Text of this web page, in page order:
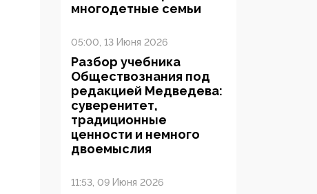
многодетные семьи
05:00, 13 Июня 2026
Разбор учебника
Обществознания под
редакцией Медведева:
суверенитет,
традиционные
ценности и немного
двоемыслия
11:53, 09 Июня 2026